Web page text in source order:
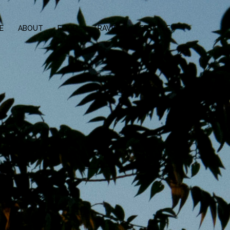
ABOUT FOOD TRAVEL LIFESTYLE